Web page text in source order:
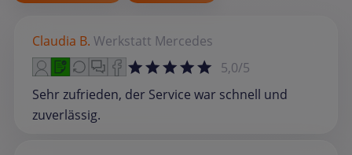
Claudia B. Werkstatt Mercedes
5,0/5
Sehr zufrieden, der Service war schnell und
zuverlässig.